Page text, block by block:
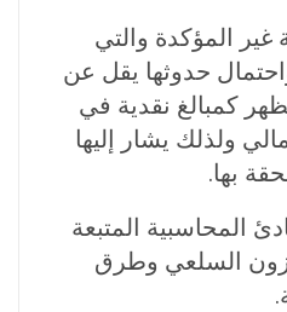
غير المؤكدة والتي
حدوثها يقل عن
لا تظهر كمبالغ نقدية في
ولذلك يشار إليها
بها.
المحاسبية المتبعة
السلعي وطرق